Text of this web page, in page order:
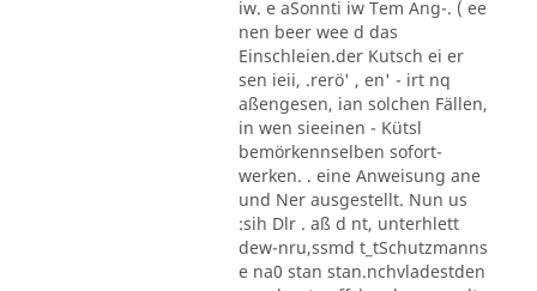
iw. e aSonnti iw Tem Ang-. ( ee
nen beer wee d das
Einschleien.der Kutsch ei er
sen ieii, .rerö' , en' - irt nq
aßengesen, ian solchen Fällen,
in wen sieeinen - Kütsl
bemörkennselben sofort-
werken. . eine Anweisung ane
und Ner ausgestellt. Nun us
:sih Dlr . aß d nt, unterhlett
dew-nru,ssmd t_tSchutzmanns
e na0 stan stan.nchvladestden